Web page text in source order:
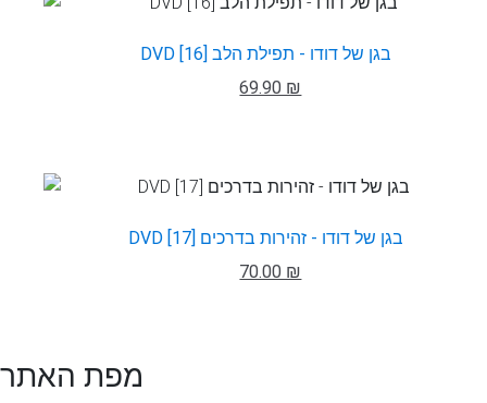
DVD בגן של דודו - תפילת הלב [16]
69.90 ₪
DVD בגן של דודו - זהירות בדרכים [17]
70.00 ₪
מפת האתר